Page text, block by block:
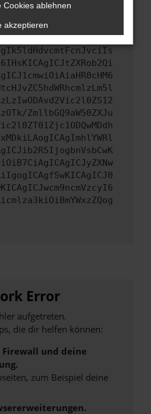
um uns bei der
ZmllbGQ9aW50ZXJu
Error
aufgetreten.
die dir helfen können:
und deine
zum Beispiel deine
Cookies ablehnen
akzeptieren